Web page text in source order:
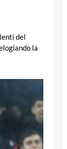
del
la